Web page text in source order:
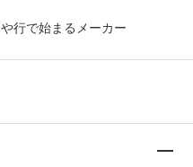
や行で始まるメーカー